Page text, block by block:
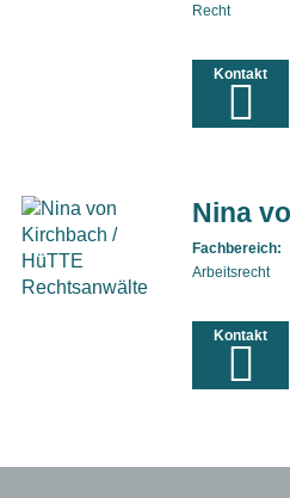
Recht
Kontakt
Nina
Fachbereich:
Arbeitsrecht
Kontakt